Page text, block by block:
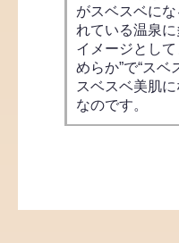
がスベスベに
れている温泉
イメージとし
めらか”で“スベ
スベスベ美肌
なのです。